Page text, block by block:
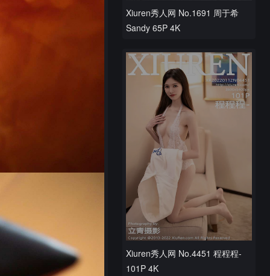
Xiuren秀人网 No.1691 周于希
Sandy 65P 4K
Xiuren秀人网 No.4451 程程程-
101P 4K